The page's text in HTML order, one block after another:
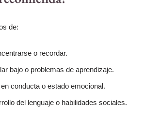
de:
o recordar.
bajo o problemas de aprendizaje.
conducta o estado emocional.
del lenguaje o habilidades sociales.